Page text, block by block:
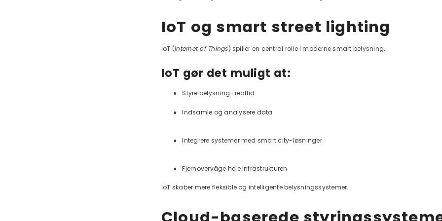
IoT og smart street lighting
IoT (Internet of Things) spiller en central rolle i moderne smart belysning.
IoT gør det muligt at:
● Styre belysning i realtid
● Indsamle og analysere data
● Integrere systemer med smart city-løsninger
● Fjernovervåge hele infrastrukturen
IoT skaber mere fleksible og intelligente belysningssystemer.